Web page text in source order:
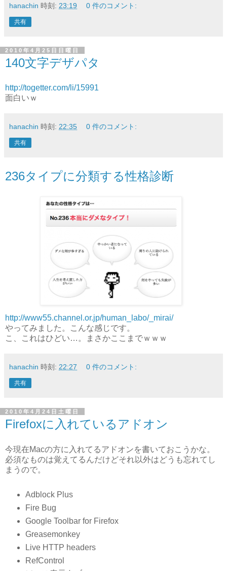
hanachin 時刻: 23:19 0 件のコメント:
共有
2010年4月25日日曜日
140文字デザパタ
http://togetter.com/li/15991
面白いｗ
hanachin 時刻: 22:35 0 件のコメント:
共有
236タイプに分類する性格診断
http://www55.channel.or.jp/human_labo/_mirai/
やってみました。こんな感じです。
こ、これはひどい…。まさかここまでｗｗｗ
hanachin 時刻: 22:27 0 件のコメント:
共有
2010年4月24日土曜日
Firefoxに入れているアドオン
今現在Macの方に入れてるアドオンを書いておこうかな。
必須なものは覚えてるんだけどそれ以外はどうも忘れてし
まうので。
Adblock Plus
Fire Bug
Google Toolbar for Firefox
Greasemonkey
Live HTTP headers
RefControl